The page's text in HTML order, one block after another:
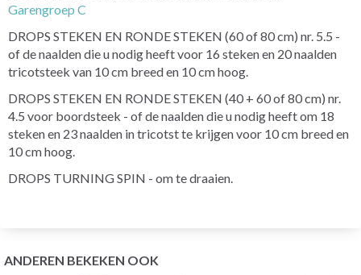
Garengroep C
DROPS STEKEN EN RONDE STEKEN (60 of 80 cm) nr. 5.5 -
of de naalden die u nodig heeft voor 16 steken en 20 naalden
tricotsteek van 10 cm breed en 10 cm hoog.
DROPS STEKEN EN RONDE STEKEN (40 + 60 of 80 cm) nr.
4.5 voor boordsteek - of de naalden die u nodig heeft om 18
steken en 23 naalden in tricotst te krijgen voor 10 cm breed en
10 cm hoog.
DROPS TURNING SPIN - om te draaien.
ANDEREN BEKEKEN OOK